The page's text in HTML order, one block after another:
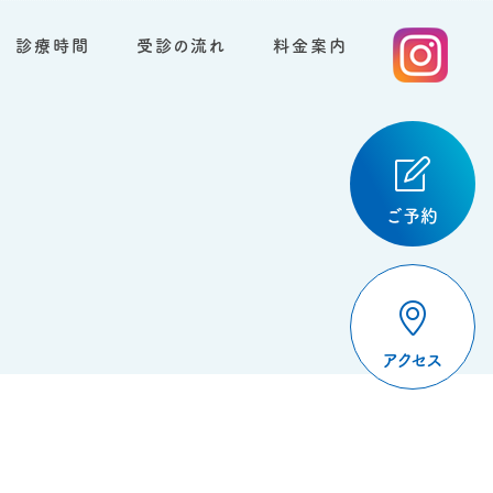
ご予約
アクセス
診療時間 受診の流れ 料金案内